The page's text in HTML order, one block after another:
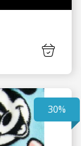
30%